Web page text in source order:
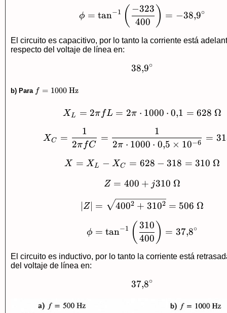
\phi=\tan^{-
ϕ = tan−1 ( 400
−323 ) = −38,9∘
El circuito es capacitivo, por lo tanto la corriente está
respecto del voltaje de línea en:
38{,}9^\circ
38,9∘
b) Para f=1000\
f = 1000 Hz
X_L=2\pi
XL = 2π fL = 2π ⋅ 1000 ⋅ 0,1 = 628 Ω
XC =
2π fC
1
=
2π ⋅ 1000 ⋅ 0,5 × 10−6
1
=
X=X_L-X_C=628-
X = XL − XC = 628 − 318 = 310 Ω
Z=400+j310\
Z = 400 + j310 Ω
Z∣ = 4002 + 3102 = 506 Ω
\phi=\tan^{-
ϕ = tan−1 ( 400
310 ) = 37,8∘
El circuito es inductivo, por lo tanto la corriente está
del voltaje de línea en:
37{,}8^\circ
37,8∘